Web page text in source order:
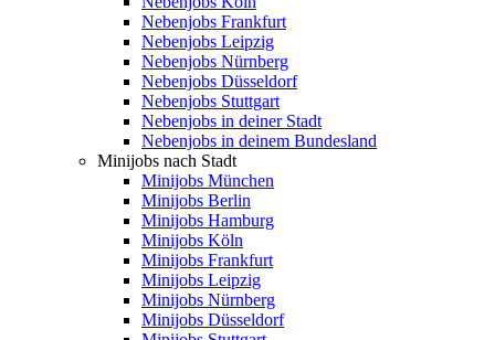
Nebenjobs Frankfurt
Nebenjobs Leipzig
Nebenjobs Nürnberg
Nebenjobs Düsseldorf
Nebenjobs Stuttgart
Nebenjobs in deiner Stadt
Nebenjobs in deinem Bundesland
Minijobs nach Stadt
Minijobs München
Minijobs Berlin
Minijobs Hamburg
Minijobs Köln
Minijobs Frankfurt
Minijobs Leipzig
Minijobs Nürnberg
Minijobs Düsseldorf